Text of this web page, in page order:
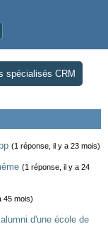
spécialisés CRM
(1 réponse, il y a 23 mois)
(1 réponse, il y a 24
45 mois)
d'une école de